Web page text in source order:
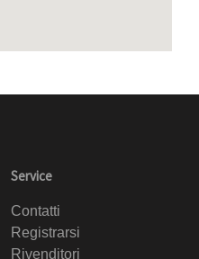
Service
Contatti
Registrarsi
Rivenditori